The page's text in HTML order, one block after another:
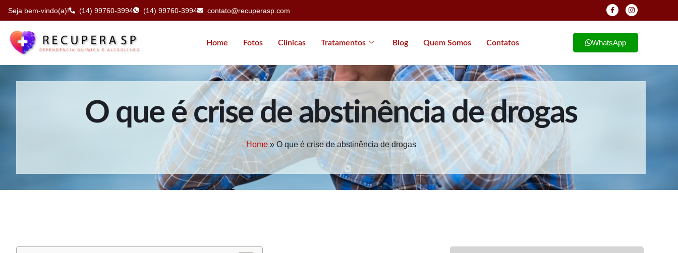
Seja bem-vindo(a)! (14) 99760-3994 (14) 99760-3994 contato@recuperasp.com
Home Fotos Clínicas Tratamentos Blog Quem Somos Contatos WhatsApp
O que é crise de abstinência de drogas
Home»O que é crise de abstinência de drogas